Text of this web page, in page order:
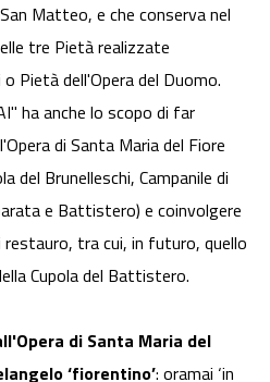
Matteo, e che conserva nel
tre Pietà realizzate
Pietà dell'Opera del Duomo.
ha anche lo scopo di far
di Santa Maria del Fiore
del Brunelleschi, Campanile di
e Battistero) e coinvolgere
restauro, tra cui, in futuro, quello
Cupola del Battistero.
di Santa Maria del
‘fiorentino’: oramai ‘in